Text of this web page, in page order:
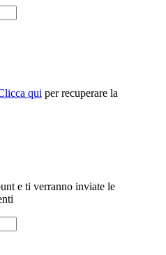
qui per recuperare la
e ti verranno inviate le